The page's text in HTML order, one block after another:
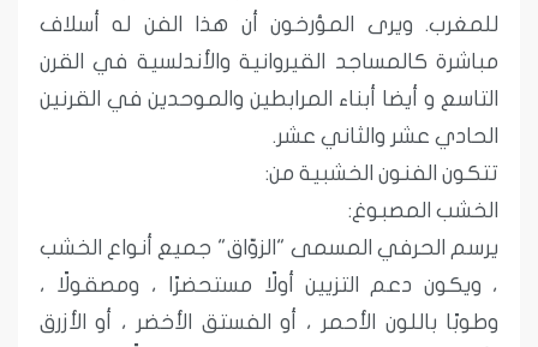
للمغرب. ويرى المؤرخون أن هذا الفن له أسلاف
مباشرة كالمساجد القيروانية والأندلسية في القرن
التاسع و أيضا أبناء المرابطين والموحدين في القرنين
الحادي عشر والثاني عشر.
تتكون الفنون الخشبية من:
الخشب المصبوغ:
يرسم الحرفي المسمى "الزوّاق" جميع أنواع الخشب
، ويكون دعم التزيين أولًا مستحضرًا ، ومصقولًا ،
وطوبًا باللون الأحمر ، أو الفستق الأخضر ، أو الأزرق